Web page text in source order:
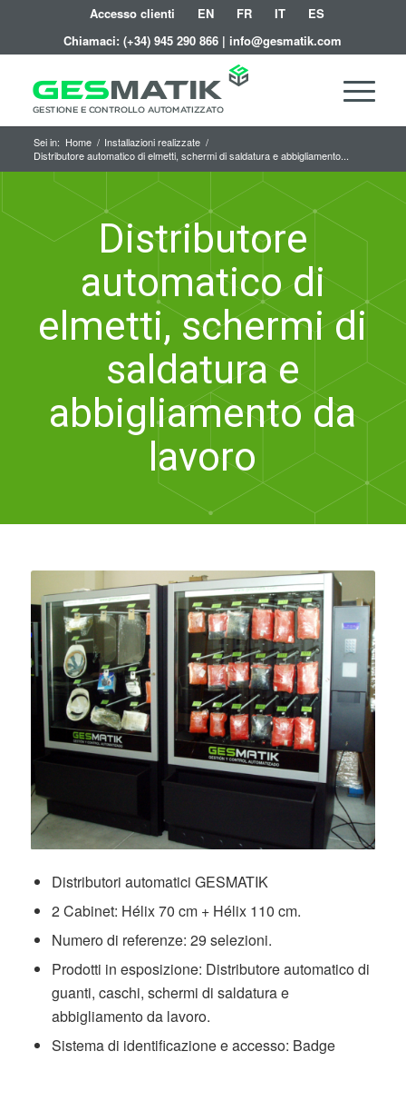
Accesso clienti EN FR IT
ES
Chiamaci:(+34) 945 290 866 |info@gesmatik.com
Sei in: Home / Installazioni realizzate /
Distributore automatico di elmetti, schermi di saldatura e abbigliamento...
Distributore
automatico di
elmetti, schermi di
saldatura e
abbigliamento da
lavoro
Distributori automatici GESMATIK
2 Cabinet: Hélix 70 cm + Hélix 110 cm.
Numero di referenze: 29 selezioni.
Prodotti in esposizione: Distributore automatico di
guanti, caschi, schermi di saldatura e
abbigliamento da lavoro.
Sistema di identificazione e accesso: Badge